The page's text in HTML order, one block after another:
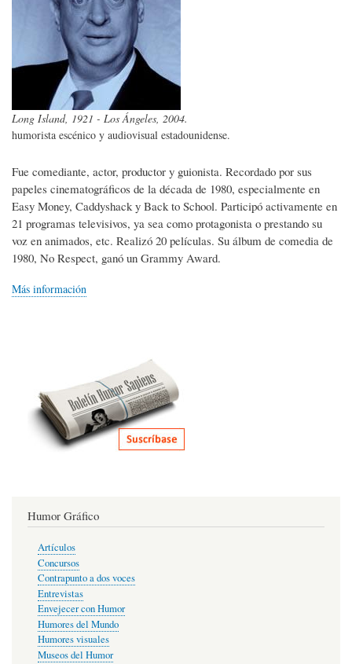
Long Island, 1921 - Los Ángeles, 2004.
humorista escénico y audiovisual estadounidense.
Fue comediante, actor, productor y guionista. Recordado por sus
papeles cinematográficos de la década de 1980, especialmente en
Easy Money, Caddyshack y Back to School. Participó activamente en
21 programas televisivos, ya sea como protagonista o prestando su
voz en animados, etc. Realizó 20 películas. Su álbum de comedia de
1980, No Respect, ganó un Grammy Award.
Más información
Humor Gráfico
Artículos
Concursos
Contrapunto a dos voces
Entrevistas
Envejecer con Humor
Humores del Mundo
Humores visuales
Museos del Humor